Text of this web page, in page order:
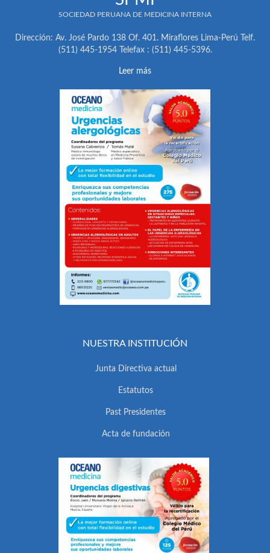
SOCIEDAD PERUANA DE MEDICINA INTERNA
Dirección: Av. José Pardo 138 Of. 401. Miraflores Lima-Perú Telf.
(511) 445-1954 Telefax : (511) 445-5396.
Leer más
NUESTRA INSTITUCIÓN
Junta Directiva actual
Estatutos
Past Presidentes
Acta de fundación